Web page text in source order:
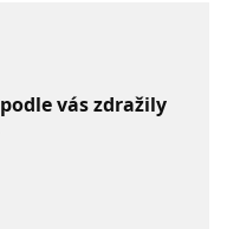
vás zdražily